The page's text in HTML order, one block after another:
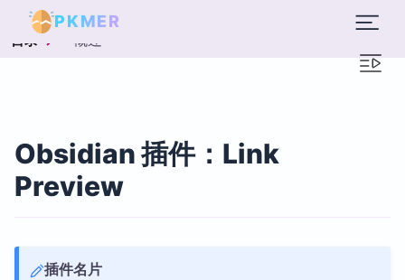
PKMER
目录 概述
Obsidian 插件：Link
Preview
插件名片